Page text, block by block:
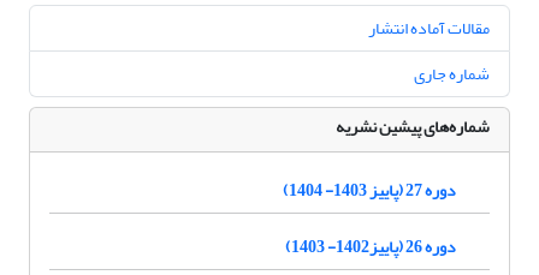
مقالات آماده انتشار
شماره جاری
شماره‌های پیشین نشریه
دوره 27 (پاییز 1403- 1404)
دوره 26 (پاییز1402- 1403)